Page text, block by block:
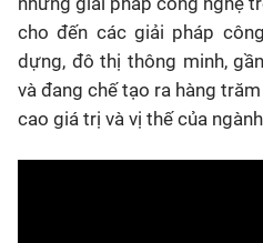
cho đến các giải pháp
dựng, đô thị thông minh,
và đang chế tạo ra hàng
cao giá trị và vị thế của